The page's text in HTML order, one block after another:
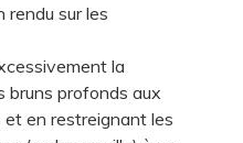
rendu sur les
la
bruns profonds aux
en restreignant les